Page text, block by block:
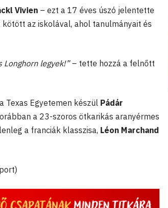
Vivien – ezt a 17 éves úszó jelentette
az iskolával, ahol tanulmányait és
legyek!”– tette hozzá a felnőtt
Texas Egyetemen készül Pádár
a 23-szoros ötkarikás aranyérmes
a franciák klasszisa, Léon Marchand